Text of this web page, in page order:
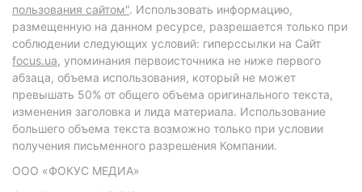
пользования сайтом". Использовать информацию,
размещенную на данном ресурсе, разрешается только при
соблюдении следующих условий: гиперссылки на Сайт
focus.ua, упоминания первоисточника не ниже первого
абзаца, объема использования, который не может
превышать 50% от общего объема оригинального текста,
изменения заголовка и лида материала. Использование
большего объема текста возможно только при условии
получения письменного разрешения Компании.
ООО «ФОКУС МЕДИА»